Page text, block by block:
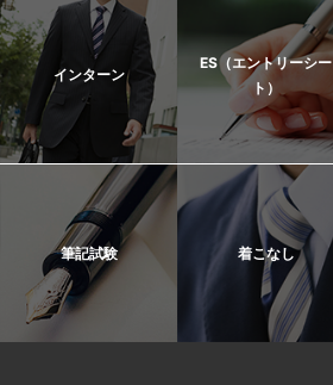
インターン
ES（エントリーシー
ト）
筆記試験 着こなし